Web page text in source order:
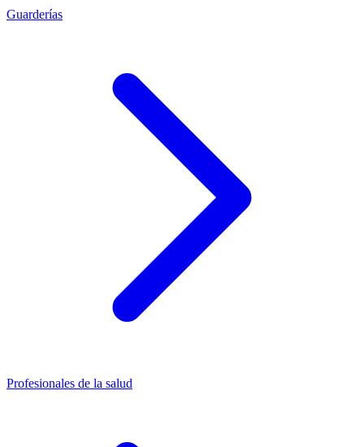
Guarderías
Profesionales de la salud